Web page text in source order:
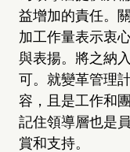
益增加的責任。
加工作量表示衷
與表揚。將之納
可。就變革管理
容，且是工作和
記住領導層也是
賞和支持。